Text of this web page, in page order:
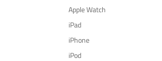
Apple Watch
iPad
iPhone
iPod